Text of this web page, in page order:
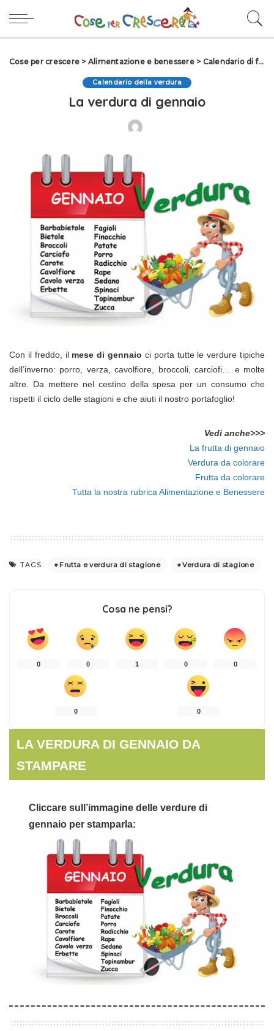
Cose per crescere > Alimentazione e benessere> Calendario di frutta e verdura
Calendario della verdura
La verdura di gennaio
Con il freddo, il mese di gennaio ci porta tutte le verdure tipiche
dell’inverno: porro, verza, cavolfiore, broccoli, carciofi… e molte
altre. Da mettere nel cestino della spesa per un consumo che
rispetti il ciclo delle stagioni e che aiuti il nostro portafoglio!
Vedi anche>>>
La frutta di gennaio
Verdura da colorare
Frutta da colorare
Tutta la nostra rubrica Alimentazione e Benessere
TAGS: Frutta e verdura di stagione Verdura di stagione
Cosa ne pensi?
0 0 1 0 0
0 0
LA VERDURA DI GENNAIO DA
STAMPARE
Cliccare sull’immagine delle verdure di
gennaio per stamparla: